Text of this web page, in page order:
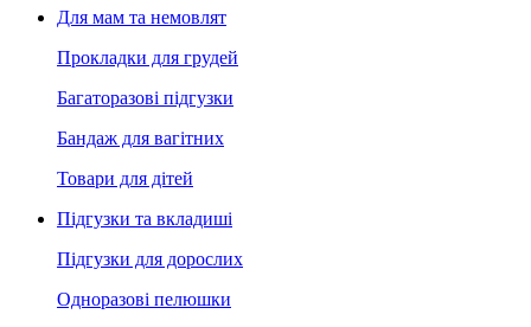
Для мам та немовлят
Прокладки для грудей
Багаторазові підгузки
Бандаж для вагітних
Товари для дітей
Підгузки та вкладиші
Підгузки для дорослих
Одноразові пелюшки